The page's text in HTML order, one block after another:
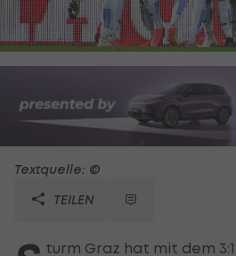
Textquelle: ©
TEILEN
turm Graz hat mit dem